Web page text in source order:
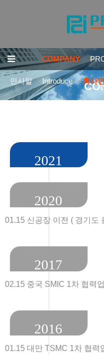
COMPANY
인사말 Introduce 회사
2021
2020
01.15 신공장 이전 ( 경기도
2017
02.15 중국 SMIC 1차 협력
2016
01.15 대만 TSMC 1차 협력